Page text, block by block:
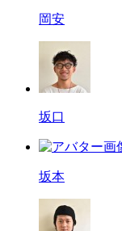
岡安
坂口
坂本